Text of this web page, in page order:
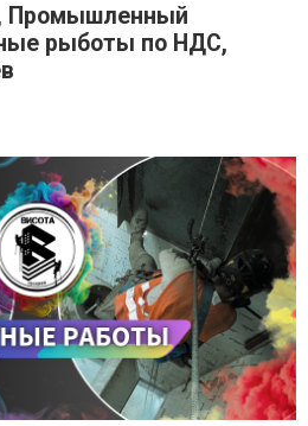
Промышленный
рыботы по НДС,